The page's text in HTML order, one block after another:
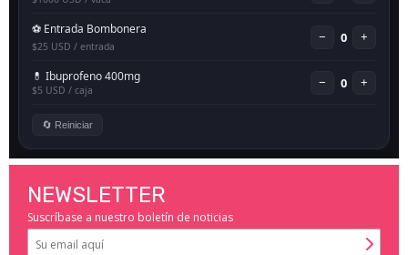
NEWSLETTER
Suscríbase a nuestro boletín de noticias